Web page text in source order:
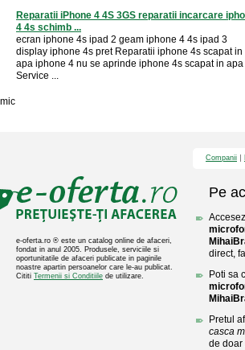
Reparatii iPhone 4 4S 3GS reparatii incarcare
4 4s schimb ...
ecran iphone 4s ipad 2 geam iphone 4 4s ipad 3
display iphone 4s pret Reparatii iphone 4s scapat in
apa iphone 4 nu se aprinde iphone 4s scapat in apa
Service ...
mic
e-oferta.ro ® este un catalog online de afaceri,
fondat in anul 2005. Produsele, serviciile si
oportunitatile de afaceri publicate in paginile
noastre apartin persoanelor care le-au publicat.
Cititi Termenii si Conditiile de utilizare.
Companii
Pe
direct,
Poti sa
Pretul
casca
de doar